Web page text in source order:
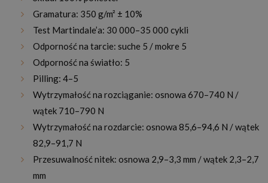
Gramatura: 350 g/m² ± 10%
Test Martindale’a: 30 000–35 000 cykli
Odporność na tarcie: suche 5 / mokre 5
Odporność na światło: 5
Pilling: 4–5
Wytrzymałość na rozciąganie: osnowa 670–740 N /
wątek 710–790 N
Wytrzymałość na rozdarcie: osnowa 85,6–94,6 N / wątek
82,9–91,7 N
Przesuwalność nitek: osnowa 2,9–3,3 mm / wątek 2,3–2,7
mm